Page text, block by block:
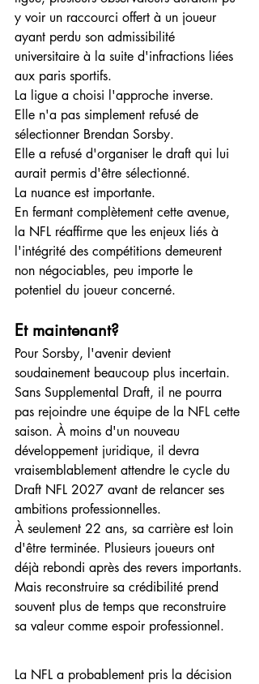
y voir un raccourci offert à un joueur
ayant perdu son admissibilité
universitaire à la suite d'infractions liées
aux paris sportifs.
La ligue a choisi l'approche inverse.
Elle n'a pas simplement refusé de
sélectionner Brendan Sorsby.
Elle a refusé d'organiser le draft qui lui
aurait permis d'être sélectionné.
La nuance est importante.
En fermant complètement cette avenue,
la NFL réaffirme que les enjeux liés à
l'intégrité des compétitions demeurent
non négociables, peu importe le
potentiel du joueur concerné.
Et maintenant?
Pour Sorsby, l'avenir devient
soudainement beaucoup plus incertain.
Sans Supplemental Draft, il ne pourra
pas rejoindre une équipe de la NFL cette
saison. À moins d'un nouveau
développement juridique, il devra
vraisemblablement attendre le cycle du
Draft NFL 2027 avant de relancer ses
ambitions professionnelles.
À seulement 22 ans, sa carrière est loin
d'être terminée. Plusieurs joueurs ont
déjà rebondi après des revers importants.
Mais reconstruire sa crédibilité prend
souvent plus de temps que reconstruire
sa valeur comme espoir professionnel.
La NFL a probablement pris la décision